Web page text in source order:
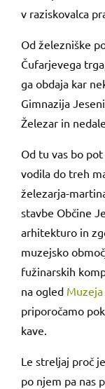
v raziskovalca
Od železniške
Čufarjevega
ga obdaja kar
Gimnazija
Železar in
Od tu vas bo
vodila do treh
železarja-
stavbe Občine
arhitekturo in
muzejsko
fužinarskih
na ogled
priporočamo
kave.
Le streljaj proč
po njem pa nas